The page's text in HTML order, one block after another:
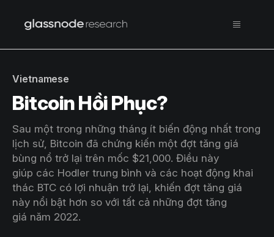
Vietnamese
Bitcoin Hồi Phục?
Sau một trong những tháng ít biến động nhất trong
lịch sử, Bitcoin đã chứng kiến một đợt tăng giá
bùng nổ trở lại trên mốc $21,000. Điều này
giúp các Hodler trung bình và các hoạt động khai
thác BTC có lợi nhuận trở lại, khiến đợt tăng giá
này nổi bật hơn so với tất cả những đợt tăng
giá năm 2022.